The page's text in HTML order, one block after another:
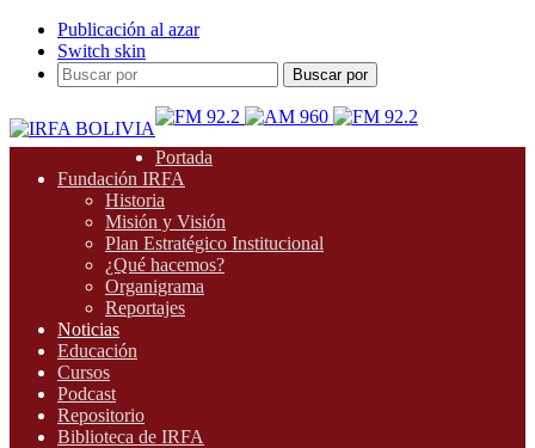
Publicación al azar
Switch skin
Buscar por
Portada
Fundación IRFA
Historia
Misión y Visión
Plan Estratégico Institucional
¿Qué hacemos?
Organigrama
Reportajes
Noticias
Educación
Cursos
Podcast
Repositorio
Biblioteca de IRFA